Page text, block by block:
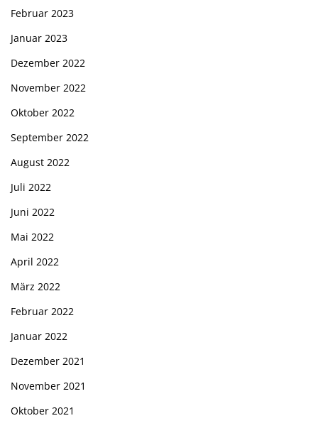
Februar 2023
Januar 2023
Dezember 2022
November 2022
Oktober 2022
September 2022
August 2022
Juli 2022
Juni 2022
Mai 2022
April 2022
März 2022
Februar 2022
Januar 2022
Dezember 2021
November 2021
Oktober 2021